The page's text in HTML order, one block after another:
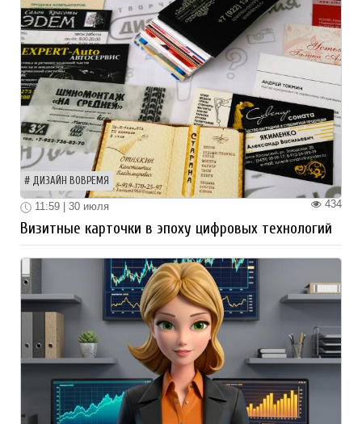
ДИЗАЙН ВОВРЕМЯ
434
11:59 | 30 июля
Визитные карточки в эпоху цифровых технологий